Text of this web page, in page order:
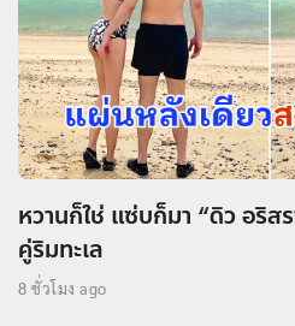
หวานก็ใช่ แซ่บก็มา “ดิว อริส
คู่ริมทะเล
8 ชั่วโมง ago